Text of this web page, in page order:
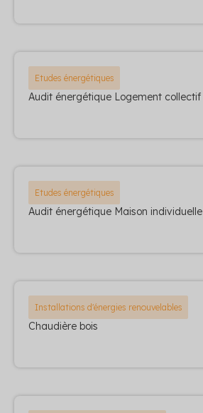
Etudes énergétiques
Audit énergétique Logement collectif
Etudes énergétiques
Audit énergétique Maison individuelle
Installations d'énergies renouvelables
Chaudière bois